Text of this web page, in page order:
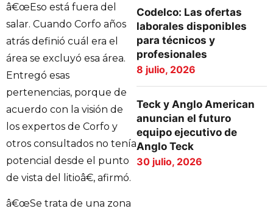
â€œEso está fuera del
salar. Cuando Corfo años
atrás definió cuál era el
área se excluyó esa área.
Entregó esas
pertenencias, porque de
acuerdo con la visión de
los expertos de Corfo y
otros consultados no tenía
potencial desde el punto
de vista del litioâ€, afirmó.
â€œSe trata de una zona
Codelco: Las ofertas
laborales disponibles
para técnicos y
profesionales
8 julio, 2026
Teck y Anglo American
anuncian el futuro
equipo ejecutivo de
Anglo Teck
30 julio, 2026